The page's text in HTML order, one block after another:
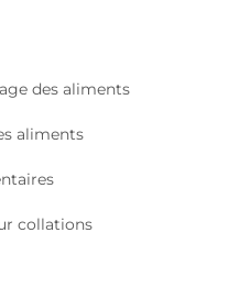
des aliments
aliments
collations